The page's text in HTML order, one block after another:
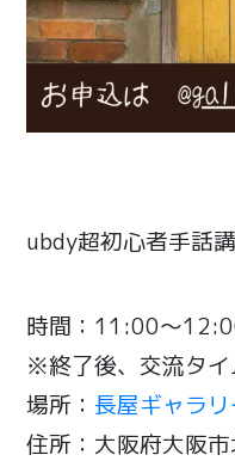
ubdy超初心者手話
時間：11:00～
※終了後、交流タイ
場所： 長屋ギャラ
住所：大阪府大阪